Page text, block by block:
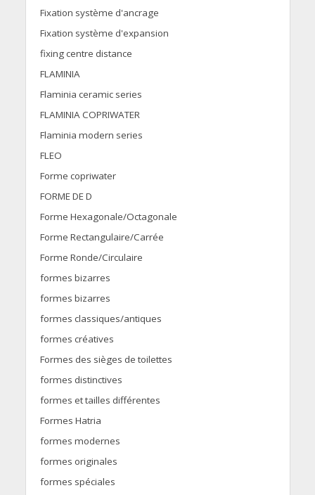
Fixation système d'ancrage
Fixation système d'expansion
fixing centre distance
FLAMINIA
Flaminia ceramic series
FLAMINIA COPRIWATER
Flaminia modern series
FLEO
Forme copriwater
FORME DE D
Forme Hexagonale/Octagonale
Forme Rectangulaire/Carrée
Forme Ronde/Circulaire
formes bizarres
formes bizarres
formes classiques/antiques
formes créatives
Formes des sièges de toilettes
formes distinctives
formes et tailles différentes
Formes Hatria
formes modernes
formes originales
formes spéciales